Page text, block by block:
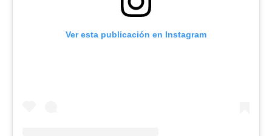
Ver esta publicación en Instagram